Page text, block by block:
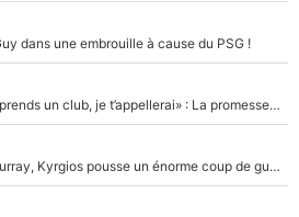
dans une embrouille à cause du PSG !
Mercato - OM - «Dès que je prends un club, je t’appellerai» : La promesse de Marcelino au moment de claquer la porte
Victime de racisme contre Murray, Kyrgios pousse un énorme coup de gueule !